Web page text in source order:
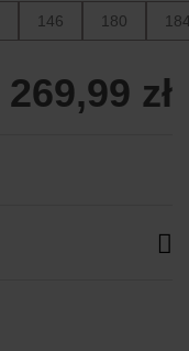
146 180
269,99 zł